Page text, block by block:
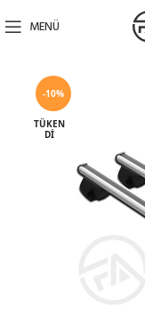
MENÜ
-10%
TÜKEN
DI